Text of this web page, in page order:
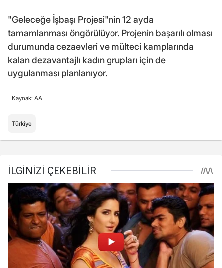
"Geleceğe İşbaşı Projesi"nin 12 ayda
tamamlanması öngörülüyor. Projenin başarılı olması
durumunda cezaevleri ve mülteci kamplarında
kalan dezavantajlı kadın grupları için de
uygulanması planlanıyor.
Kaynak: AA
Türkiye